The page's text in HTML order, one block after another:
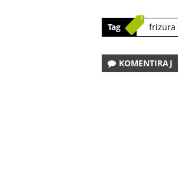
Tag frizura
KOMENTIRAJ